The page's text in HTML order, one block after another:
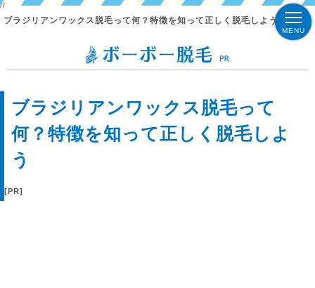
//
MENU
ブラジリアンワックス脱毛って何？特徴を知って正しく脱毛しよう
ブラジリアンワックス脱毛って
何？特徴を知って正しく脱毛しよ
う